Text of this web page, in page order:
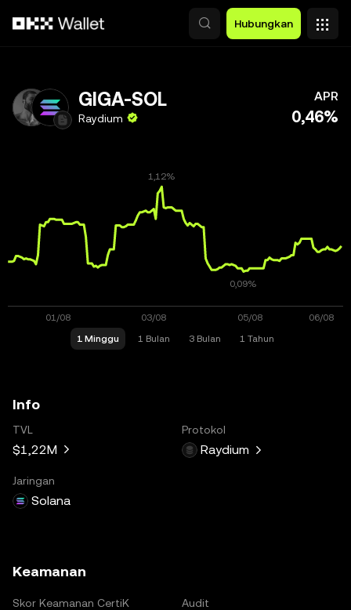
Hubungkan
GIGA-SOL
Raydium
APR
0,46%
1 Minggu 1 Bulan 3 Bulan 1 Tahun
Info
TVL
$1,22M
Protokol
Raydium
Jaringan
Solana
Keamanan
Skor Keamanan CertiK Audit